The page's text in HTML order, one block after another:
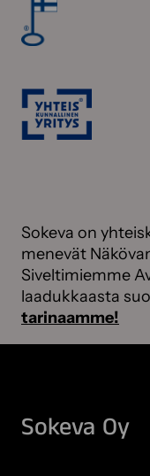
Sokeva on
menevät
Siveltimiemme
laadukkaasta
tarinaamme!
Sokeva Oy